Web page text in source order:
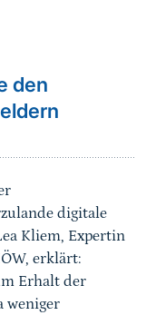
den
digitale
Kliem, Expertin
erklärt:
Erhalt der
weniger